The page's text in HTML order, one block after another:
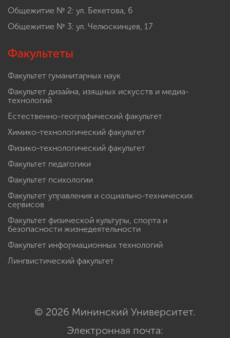
Общежитие № 2: ул. Бекетова, 6
Общежитие № 3: ул. Челюскинцев, 17
Факультеты
Факультет гуманитарных наук
Факультет дизайна, изящных искусств и медиа-
технологий
Естественно-географический факультет
Химико-технологический факультет
Физико-технологический факультет
Факультет педагогики
Факультет психологии
Факультет управления и социально-технических
сервисов
Факультет физической культуры, спорта и
безопасности жизнедеятельности
Факультет информационных технологий
Лингвистический факультет
© 2026 Мининский Университет.
Электронная почта: